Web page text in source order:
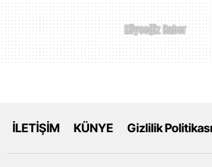
İLETİŞİM KÜNYE Gizlilik Politikası